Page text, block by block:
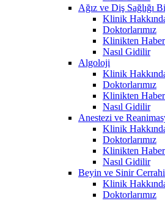
Ağız ve Diş Sağlığı
Klinik
Doktorlarımız
Klinikten
Nasıl Gidilir
Algoloji
Klinik
Doktorlarımız
Klinikten
Nasıl Gidilir
Anestezi ve
Klinik
Doktorlarımız
Klinikten
Nasıl Gidilir
Beyin ve Sinir
Klinik
Doktorlarımız